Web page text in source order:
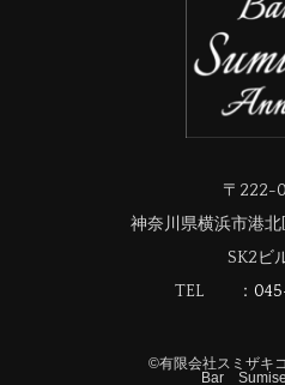
〒222-
神奈川県横浜市港
SK2ビ
TEL ：
©︎有限会社スミザキ
Bar